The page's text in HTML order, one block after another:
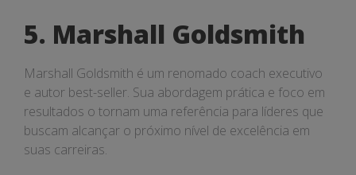
5. Marshall Goldsmith
Marshall Goldsmith é um renomado coach executivo
e autor best-seller. Sua abordagem prática e foco em
resultados o tornam uma referência para líderes que
buscam alcançar o próximo nível de excelência em
suas carreiras.